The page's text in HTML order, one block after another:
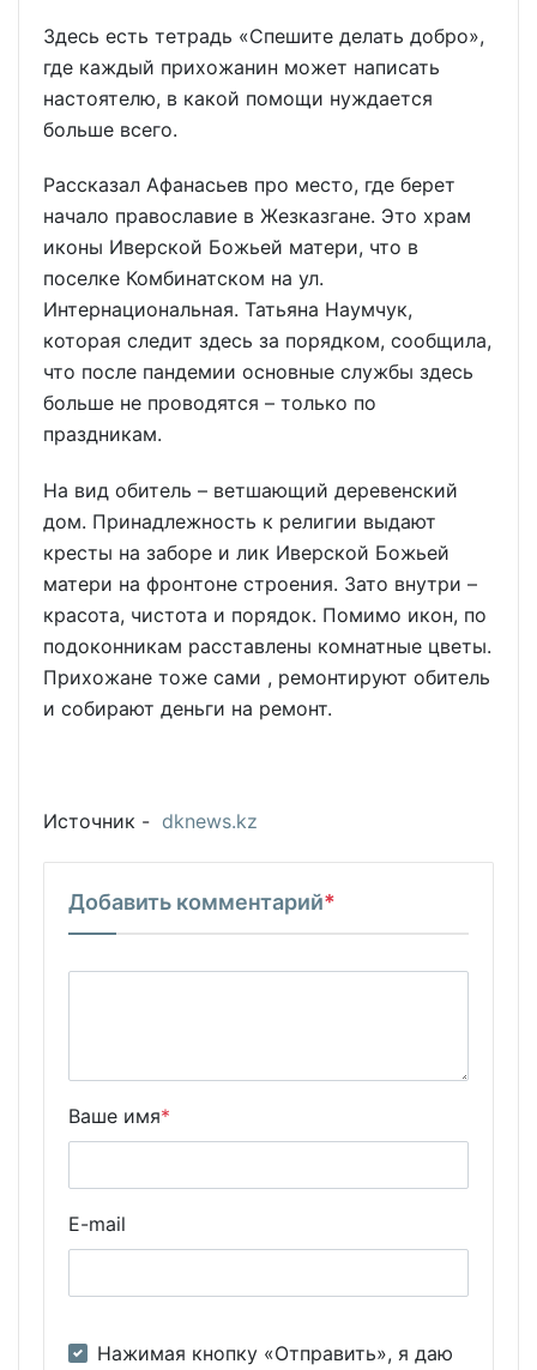
Здесь есть тетрадь «Спешите делать добро»,
где каждый прихожанин может написать
настоятелю, в какой помощи нуждается
больше всего.
Рассказал Афанасьев про место, где берет
начало православие в Жезказгане. Это храм
иконы Иверской Божьей матери, что в
поселке Комбинатском на ул.
Интернациональная. Татьяна Наумчук,
которая следит здесь за порядком, сообщила,
что после пандемии основные службы здесь
больше не проводятся – только по
праздникам.
На вид обитель – ветшающий деревенский
дом. Принадлежность к религии выдают
кресты на заборе и лик Иверской Божьей
матери на фронтоне строения. Зато внутри –
красота, чистота и порядок. Помимо икон, по
подоконникам расставлены комнатные цветы.
Прихожане тоже сами , ремонтируют обитель
и собирают деньги на ремонт.
Источник - dknews.kz
Добавить комментарий*
Ваше имя*
E-mail
Нажимая кнопку «Отправить», я даю